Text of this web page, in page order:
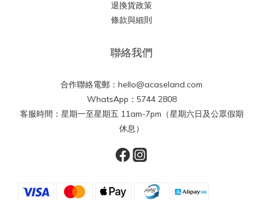
退換貨政策
條款與細則
聯絡我們
合作聯絡電郵：hello@acaseland.com
WhatsApp：5744 2808
客服時間：星期一至星期五 11am-7pm（星期六日及公眾假期
休息）